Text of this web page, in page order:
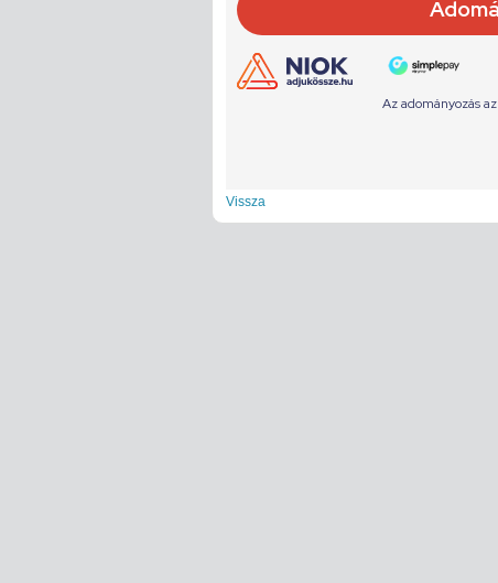
Vissza